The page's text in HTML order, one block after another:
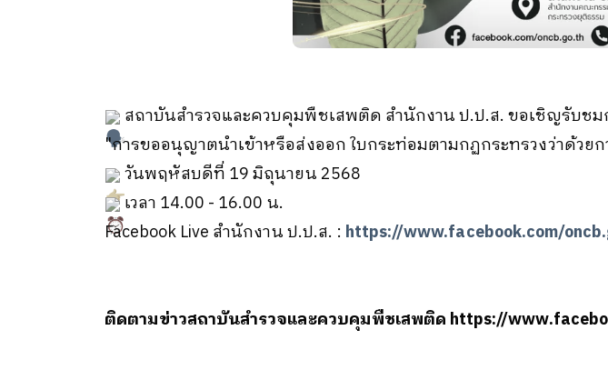
สถาบันสำรวจและควบคุมพืชเสพติด สำนักงาน ป.ป.ส. ขอเชิญรับช
"การขออนุญาตนำเข้าหรือส่งออก ใบกระท่อมตามกฏกระทรวงว่าด้ว
วันพฤหัสบดีที่ 19 มิถุนายน 2568
เวลา 14.00 - 16.00 น.
Facebook Live สำนักงาน ป.ป.ส. : https://www.facebook.com/
ติดตามข่าวสถาบันสำรวจและควบคุมพืชเสพติด https://